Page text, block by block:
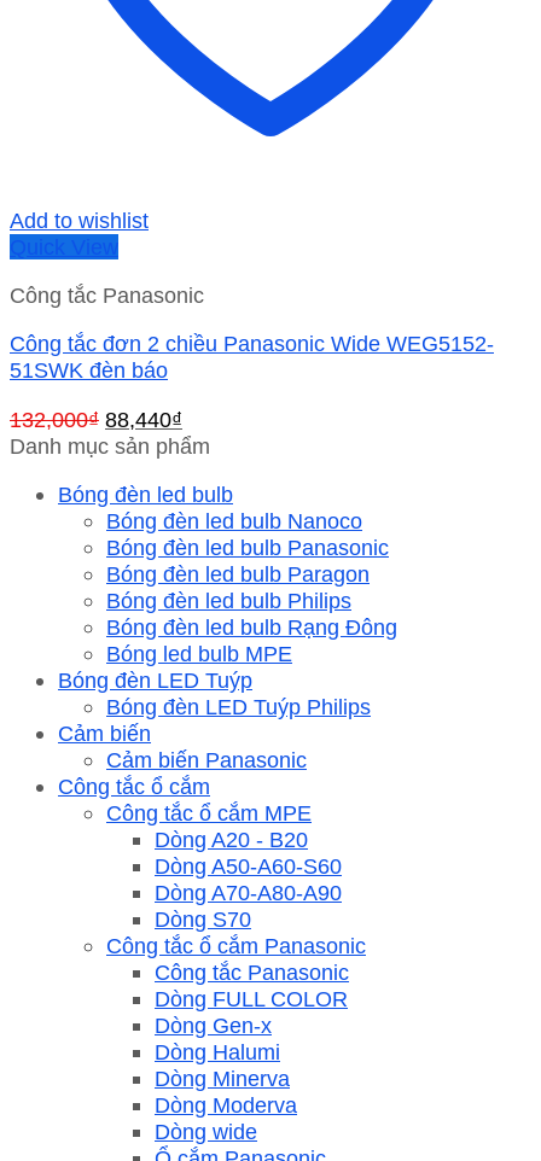
Add to wishlist
Quick View
Công tắc Panasonic
Công tắc đơn 2 chiều Panasonic Wide WEG5152-
51SWK đèn báo
132,000₫ Giá
gốc
132,000₫.
88,440₫
hiện
là:
88,440₫.
Danh mục sản phẩm
Bóng đèn led bulb
Bóng đèn led bulb Nanoco
Bóng đèn led bulb Panasonic
Bóng đèn led bulb Paragon
Bóng đèn led bulb Philips
Bóng đèn led bulb Rạng Đông
Bóng led bulb MPE
Bóng đèn LED Tuýp
Bóng đèn LED Tuýp Philips
Cảm biến
Cảm biến Panasonic
Công tắc ổ cắm
Công tắc ổ cắm MPE
Dòng A20 - B20
Dòng A50-A60-S60
Dòng A70-A80-A90
Dòng S70
Công tắc ổ cắm Panasonic
Công tắc Panasonic
Dòng FULL COLOR
Dòng Gen-x
Dòng Halumi
Dòng Minerva
Dòng Moderva
Dòng wide